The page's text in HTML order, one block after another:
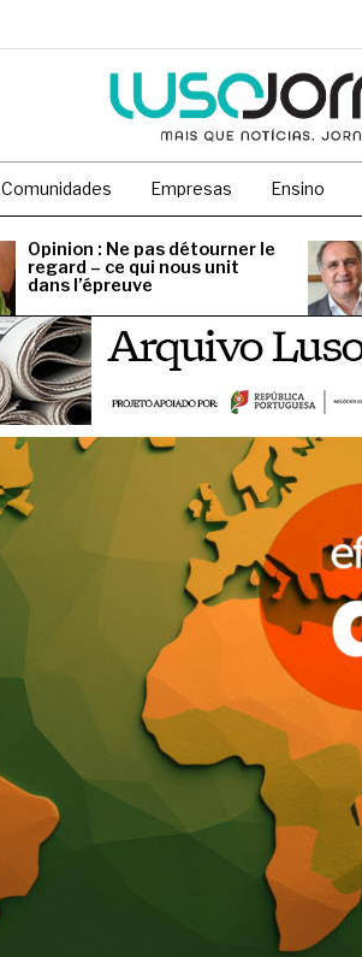
Comunidades Empresas Ensino
Opinion : Ne pas détourner le
regard – ce qui nous unit
dans l’épreuve